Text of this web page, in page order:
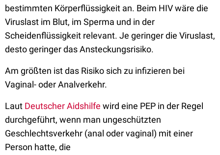
bestimmten Körperflüssigkeit an. Beim HIV wäre die
Viruslast im Blut, im Sperma und in der
Scheidenflüssigkeit relevant. Je geringer die Viruslast,
desto geringer das Ansteckungsrisiko.
Am größten ist das Risiko sich zu infizieren bei
Vaginal- oder Analverkehr.
Laut Deutscher Aidshilfe wird eine PEP in der Regel
durchgeführt, wenn man ungeschützten
Geschlechtsverkehr (anal oder vaginal) mit einer
Person hatte, die